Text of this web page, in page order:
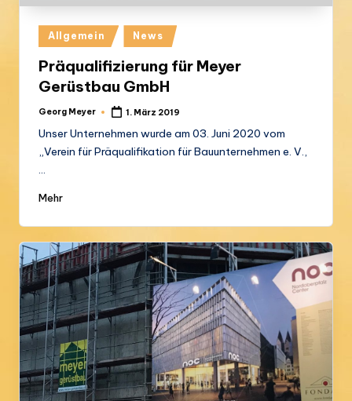
Posted
in
Allgemein News
Präqualifizierung für Meyer
Gerüstbau GmbH
Posted
Georg Meyer 1. März 2019
Unser Unternehmen wurde am 03. Juni 2020 vom
„Verein für Präqualifikation für Bauunternehmen e. V.,
…
Mehr